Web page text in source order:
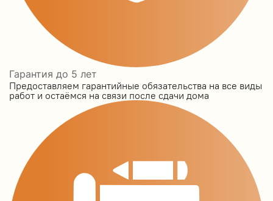
Гарантия до 5 лет
Предоставляем гарантийные обязательства на все виды
работ и остаёмся на связи после сдачи дома